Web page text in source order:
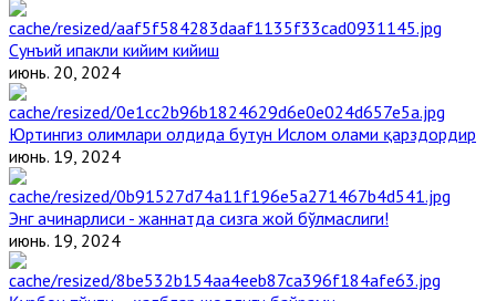
Сунъий ипакли кийим кийиш
июнь. 20, 2024
Юртингиз олимлари олдида бутун Ислом олами қарздордир
июнь. 19, 2024
Энг ачинарлиси - жаннатда сизга жой бўлмаслиги!
июнь. 19, 2024